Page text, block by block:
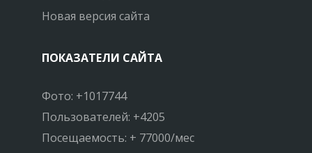
Новая версия сайта
ПОКАЗАТЕЛИ САЙТА
Фото: +1017744
Пользователей: +4205
Посещаемость: + 77000/мес